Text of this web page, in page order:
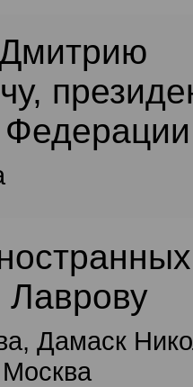
Федерации
Дамаск